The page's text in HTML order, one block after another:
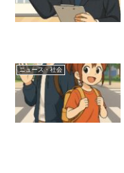
ニュース・社会